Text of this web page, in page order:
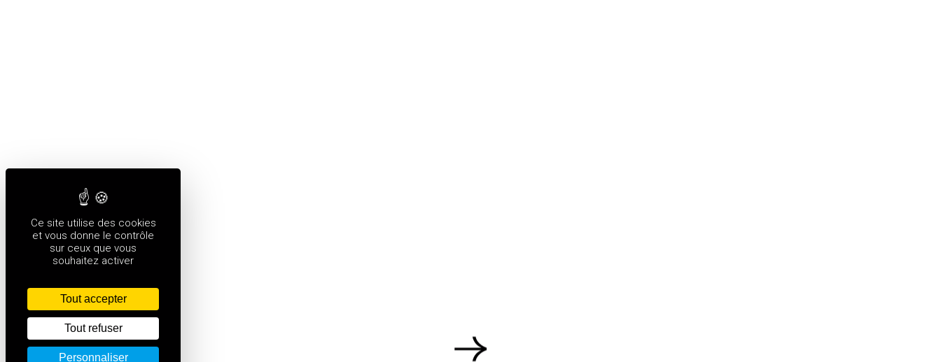
Ce site utilise des cookies
et vous donne le contrôle
sur ceux que vous
souhaitez activer
Tout accepter
Tout refuser
Personnaliser